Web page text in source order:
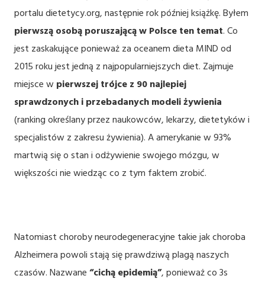
portalu dietetycy.org, następnie rok później książkę. Byłem
pierwszą osobą poruszającą w Polsce ten temat. Co
jest zaskakujące ponieważ za oceanem dieta MIND od
2015 roku jest jedną z najpopularniejszych diet. Zajmuje
miejsce w pierwszej trójce z 90 najlepiej
sprawdzonych i przebadanych modeli żywienia
(ranking określany przez naukowców, lekarzy, dietetyków i
specjalistów z zakresu żywienia). A amerykanie w 93%
martwią się o stan i odżywienie swojego mózgu, w
większości nie wiedząc co z tym faktem zrobić.
Natomiast choroby neurodegeneracyjne takie jak choroba
Alzheimera powoli stają się prawdziwą plagą naszych
czasów. Nazwane “cichą epidemią”, ponieważ co 3s